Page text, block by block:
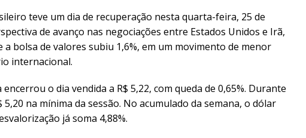
teve um dia de recuperação nesta quarta-feira, 25 de
de avanço nas negociações entre Estados Unidos e Irã,
a bolsa de valores subiu 1,6%, em um movimento de menor
internacional.
o dia vendida a R$ 5,22, com queda de 0,65%. Durante
na mínima da sessão. No acumulado da semana, o dólar
já soma 4,88%.